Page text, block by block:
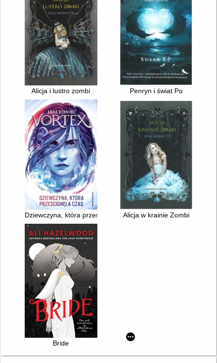
Alicja i lustro zombi Penryn i świat Po
Dziewczyna, która prześcignęła czasAlicja w krainie Zombi
Bride